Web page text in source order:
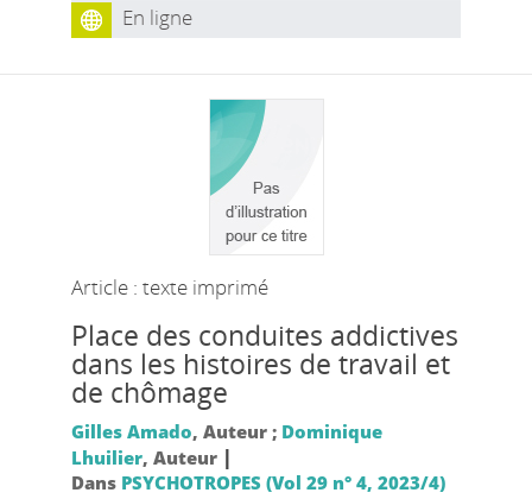
En ligne
Article : texte imprimé
Place des conduites addictives
dans les histoires de travail et
de chômage
Gilles Amado, Auteur ; Dominique
Lhuilier, Auteur |
Dans PSYCHOTROPES (Vol 29 n° 4, 2023/4)